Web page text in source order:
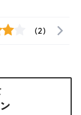
(2)